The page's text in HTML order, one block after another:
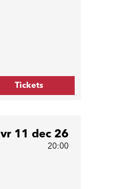
Tickets
vr 11 dec 26
20:00